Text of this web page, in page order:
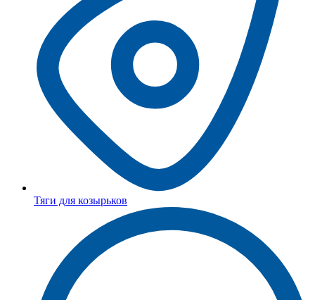
Тяги для козырьков